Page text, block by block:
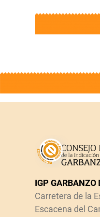
IGP GARBANZO
Carretera de la
Escacena del